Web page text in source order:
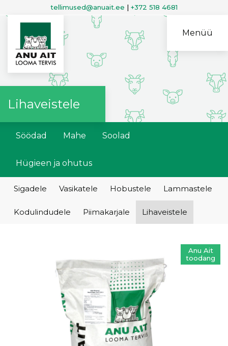
tellimused@anuait.ee | +372 518 4681
Menüü
Lihaveistele
Söödad Mahe Soolad
Hügieen ja ohutus
Sigadele Vasikatele Hobustele Lammastele
Kodulindudele Piimakarjale Lihaveistele
Anu Ait
toodang